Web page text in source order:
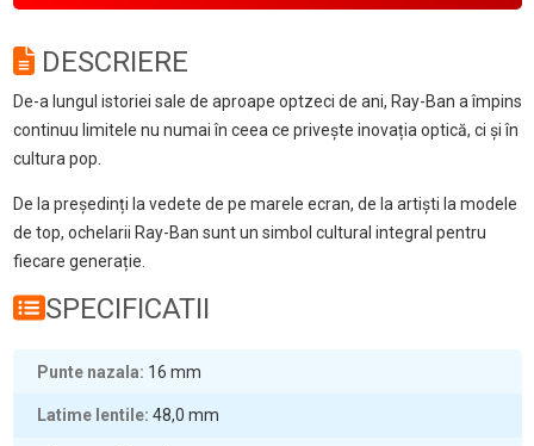
DESCRIERE
De-a lungul istoriei sale de aproape optzeci de ani, Ray-Ban a împins
continuu limitele nu numai în ceea ce privește inovația optică, ci și în
cultura pop.
De la președinți la vedete de pe marele ecran, de la artiști la modele
de top, ochelarii Ray-Ban sunt un simbol cultural integral pentru
fiecare generație.
SPECIFICATII
Punte nazala 16 mm
Latime lentile 48,0 mm